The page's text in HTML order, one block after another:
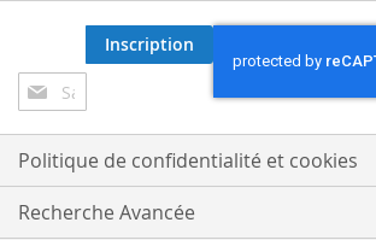
Inscription
à
notre
lettre
d’information
:
Inscription
Politique de confidentialité et cookies
Recherche Avancée